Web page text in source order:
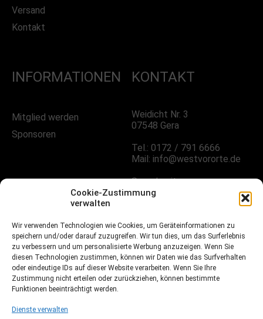
Cookie-Zustimmung
verwalten
Wir verwenden Technologien wie Cookies, um Geräteinformationen zu
speichern und/oder darauf zuzugreifen. Wir tun dies, um das Surferlebnis
zu verbessern und um personalisierte Werbung anzuzeigen. Wenn Sie
diesen Technologien zustimmen, können wir Daten wie das Surfverhalten
oder eindeutige IDs auf dieser Website verarbeiten. Wenn Sie Ihre
Zustimmung nicht erteilen oder zurückziehen, können bestimmte
Funktionen beeinträchtigt werden.
Dienste verwalten
Versand
Kontakt
INFORMATIONEN
Mitglied werden
Sponsoren
KONTAKT
Weidicht Nr. 3
07548 Gera
Tel.: 0172 / 791 6666
Mail: info@westvororte.de
Sprechzeiten:
Nach Vereinbarung
FOLGE UNS!
Facebook
Instagramm